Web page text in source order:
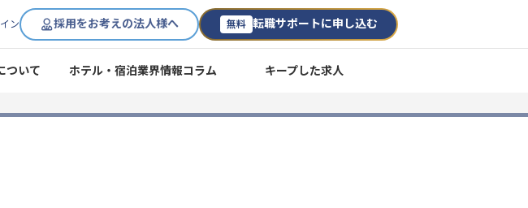
ン 採用をお考えの法人様へ 無料 転職サポートに申し込む
ついて ホテル・宿泊業界情報コラム キープした求人